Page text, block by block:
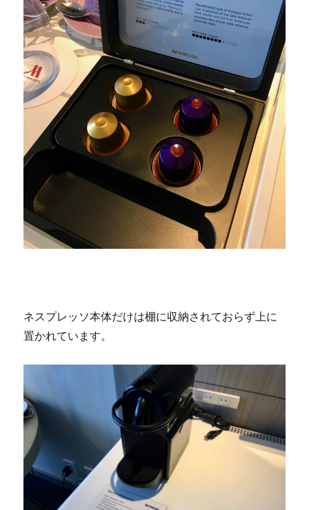
ネスプレッソ本体だけは棚に収納されておらず上に
置かれています。